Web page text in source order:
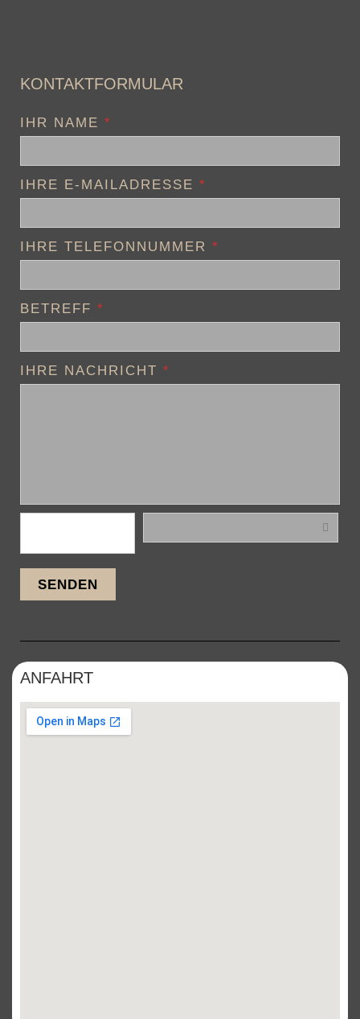
KONTAKTFORMULAR
IHR NAME *
IHRE E-MAILADRESSE *
IHRE TELEFONNUMMER *
BETREFF *
IHRE NACHRICHT *
ANFAHRT